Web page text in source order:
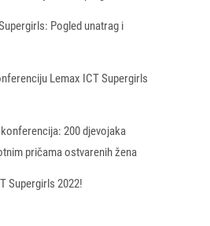
Pogled unatrag i
Lemax ICT Supergirls
200 djevojaka
pričama ostvarenih žena
Supergirls 2022!